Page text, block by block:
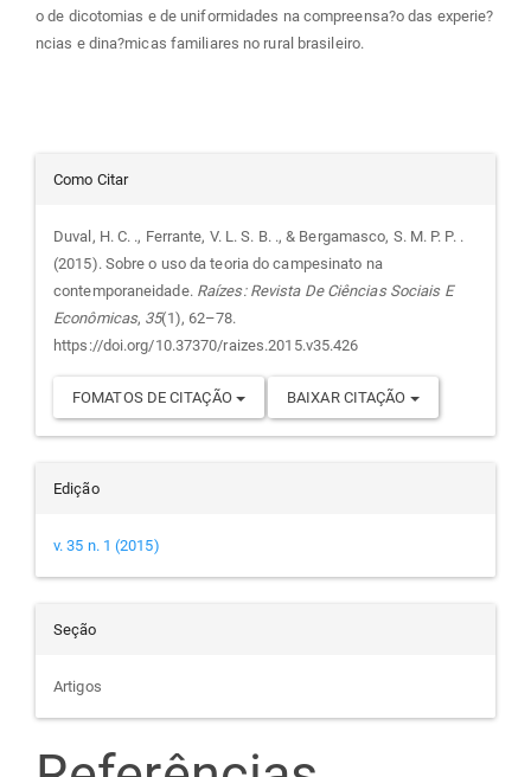
o de dicotomias e de uniformidades na compreensa?o das experie?
ncias e dina?micas familiares no rural brasileiro.
Detalhes
do
artigo
Como Citar
Duval, H. C. ., Ferrante, V. L. S. B. ., & Bergamasco, S. M. P. P. .
(2015). Sobre o uso da teoria do campesinato na
contemporaneidade. Raízes: Revista De Ciências Sociais E
Econômicas, 35(1), 62–78.
https://doi.org/10.37370/raizes.2015.v35.426
FOMATOS DE CITAÇÃO BAIXAR CITAÇÃO
Edição
v. 35 n. 1 (2015)
Seção
Artigos